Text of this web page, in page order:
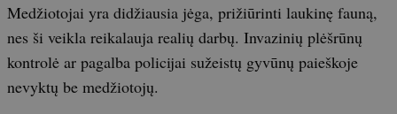
Medžiotojai yra didžiausia jėga, prižiūrinti laukinę fauną,
nes ši veikla reikalauja realių darbų. Invazinių plėšrūnų
kontrolė ar pagalba policijai sužeistų gyvūnų paieškoje
nevyktų be medžiotojų.